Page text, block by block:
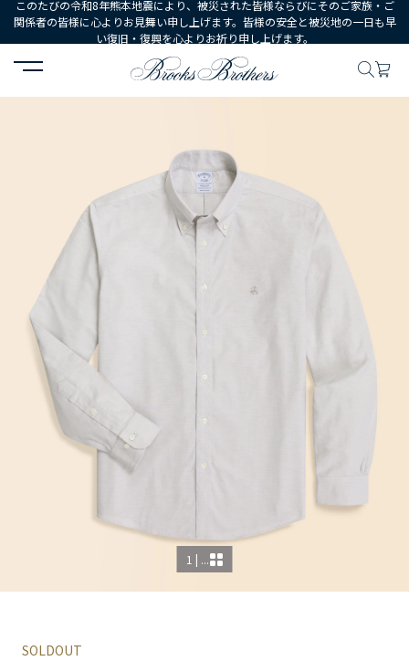
このたびの令和8年熊本地震により、被災された皆様ならびにそのご家族・ご
関係者の皆様に心よりお見舞い申し上げます。皆様の安全と被災地の一日も早
い復旧・復興を心よりお祈り申し上げます。
HOME ウェア シャツ カジュアルシャツ ノンアイロ
1 | ...
SOLDOUT